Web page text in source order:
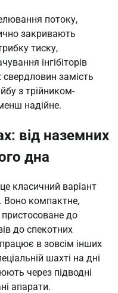
потоку,
закривають
тиску,
інгібіторів
свердловин замість
з трійником-
надійне.
від наземних
дна
класичний варіант
Воно компактне,
до
до спекотних
в зовсім інших
шахті на дні
через підводні
апарати.